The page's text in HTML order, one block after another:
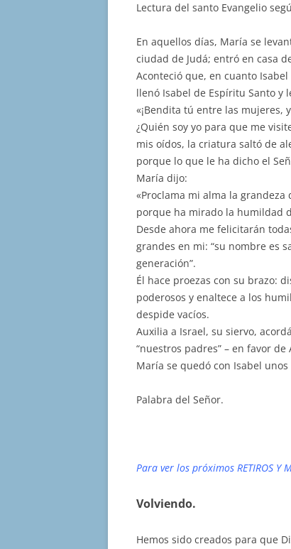
Lectura del santo Evangelio
En aquellos días, María se
ciudad de Judá; entró en casa
Aconteció que, en cuanto
llenó Isabel de Espíritu Santo y
«¡Bendita tú entre las
¿Quién soy yo para que me
mis oídos, la criatura saltó de
porque lo que le ha dicho el
María dijo:
«Proclama mi alma la
porque ha mirado la humildad
Desde ahora me felicitarán
grandes en mi: “su nombre es
generación”.
Él hace proezas con su brazo:
poderosos y enaltece a los
despide vacíos.
Auxilia a Israel, su siervo,
“nuestros padres” – en favor
María se quedó con Isabel
Palabra del Señor.
Para ver los próximos RETIROS Y
Volviendo.
Hemos sido creados para que